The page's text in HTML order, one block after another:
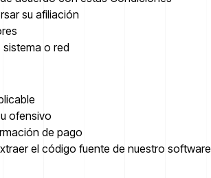
su afiliación
o red
ofensivo
de pago
el código fuente de nuestro software